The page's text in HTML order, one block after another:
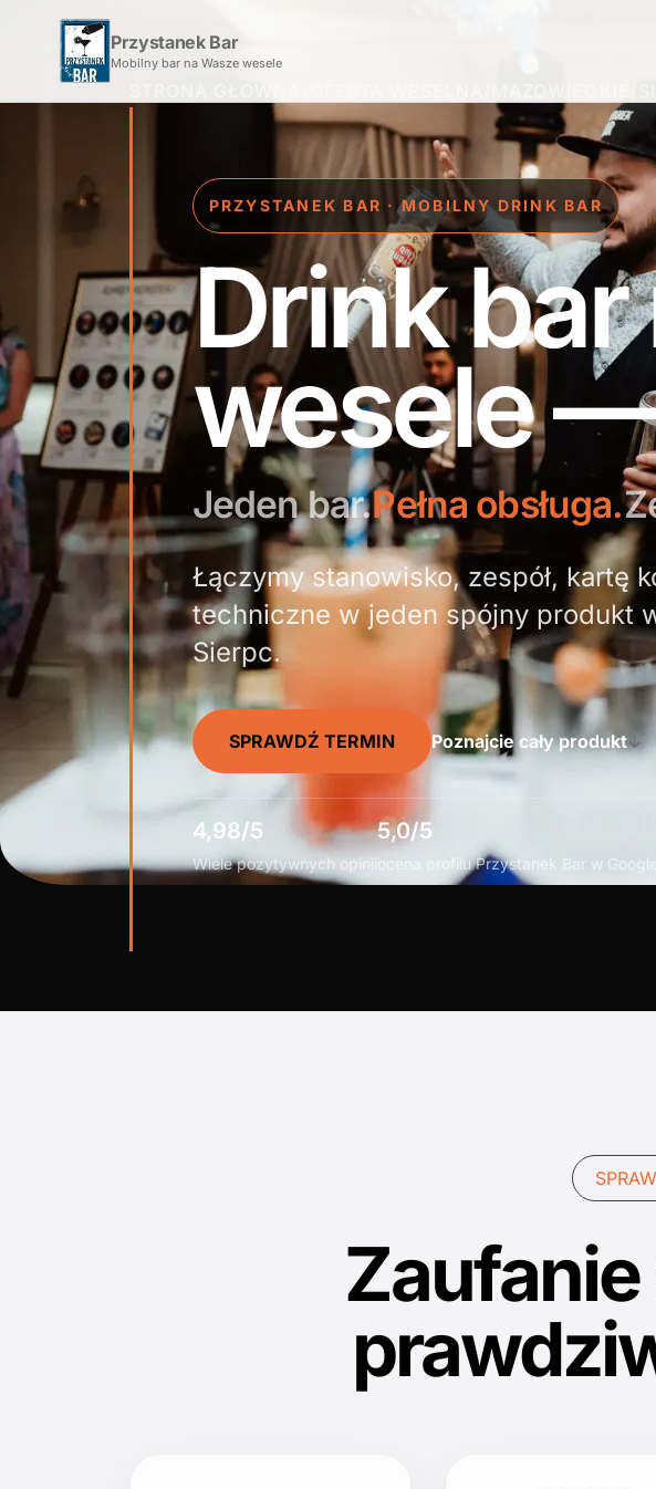
Przystanek Bar
Mobilny bar na Wasze wesele
PRZYSTANEK BAR · MOBILNY DRINK BAR
Drink bar
wesele
Jeden bar.Pełna obsługa.
Łączymy stanowisko, zespół, kartę
techniczne w jeden spójny produkt
Sierpc.
SPRAWDŹ TERMIN Poznajcie cały produkt↓
4,98/5
Wiele pozytywnych opinii
5,0/5
ocena profilu Przystanek Bar w Google